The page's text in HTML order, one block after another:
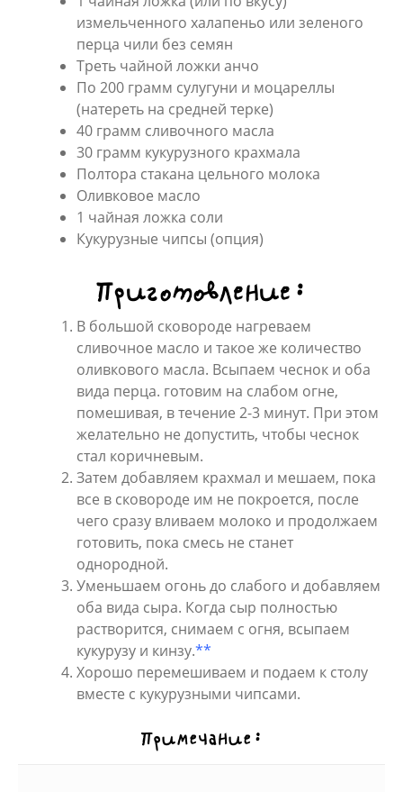
измельченного халапеньо или зеленого
перца чили без семян
Треть чайной ложки анчо
По 200 грамм сулугуни и моцареллы
(натереть на средней терке)
40 грамм сливочного масла
30 грамм кукурузного крахмала
Полтора стакана цельного молока
Оливковое масло
1 чайная ложка соли
Кукурузные чипсы (опция)
Приготовление:
В большой сковороде нагреваем
сливочное масло и такое же количество
оливкового масла. Всыпаем чеснок и оба
вида перца. готовим на слабом огне,
помешивая, в течение 2-3 минут. При этом
желательно не допустить, чтобы чеснок
стал коричневым.
Затем добавляем крахмал и мешаем, пока
все в сковороде им не покроется, после
чего сразу вливаем молоко и продолжаем
готовить, пока смесь не станет
однородной.
Уменьшаем огонь до слабого и добавляем
оба вида сыра. Когда сыр полностью
растворится, снимаем с огня, всыпаем
кукурузу и кинзу.**
Хорошо перемешиваем и подаем к столу
вместе с кукурузными чипсами.
Примечание: